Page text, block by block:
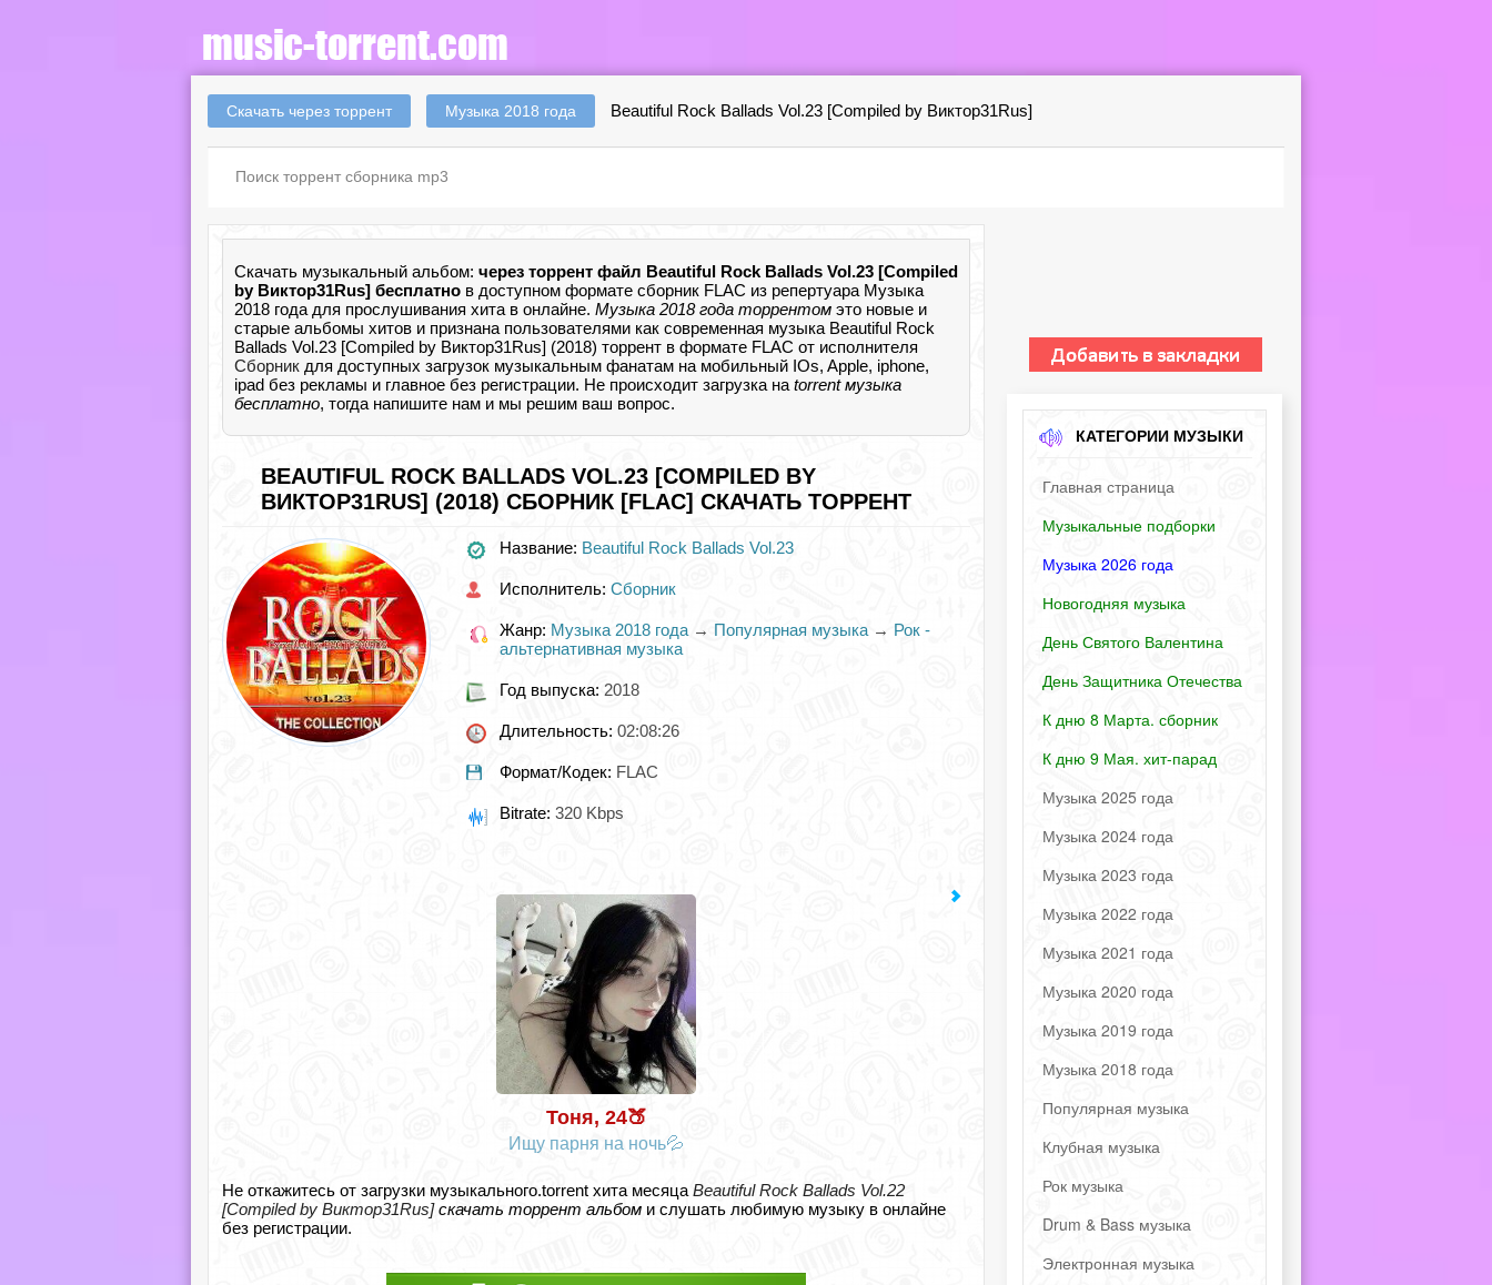
Скачать через торрент Музыка 2018 года Beautiful Rock Ballads Vol.23 [Compiled by Виктор31Rus]
Скачать музыкальный альбом: через торрент файл Beautiful Rock Ballads Vol.23 [Compiled
by Виктор31Rus] бесплатно в доступном формате сборник FLAC из репертуара Музыка
2018 года для прослушивания хита в онлайне. Музыка 2018 года торрентом это новые и
старые альбомы хитов и признана пользователями как современная музыка Beautiful Rock
Ballads Vol.23 [Compiled by Виктор31Rus] (2018) торрент в формате FLAC от исполнителя
Сборник для доступных загрузок музыкальным фанатам на мобильный IOs, Apple, iphone,
ipad без рекламы и главное без регистрации. Не происходит загрузка на torrent музыка
бесплатно, тогда напишите нам и мы решим ваш вопрос.
BEAUTIFUL ROCK BALLADS VOL.23 [COMPILED BY
ВИКТОР31RUS] (2018) СБОРНИК [FLAC] СКАЧАТЬ ТОРРЕНТ
Название: Beautiful Rock Ballads Vol.23
Исполнитель: Сборник
Жанр: Музыка 2018 года → Популярная музыка → Рок -
альтернативная музыка
Год выпуска: 2018
Длительность: 02:08:26
Формат/Кодек: FLAC
Bitrate: 320 Kbps
Тоня, 24🍑
Ищу парня на ночь💦
Не откажитесь от загрузки музыкального.torrent хита месяца Beautiful Rock Ballads Vol.22
[Compiled by Виктор31Rus]скачать торрент альбом и слушать любимую музыку в онлайне
без регистрации.
КАТЕГОРИИ МУЗЫКИ
Главная страница
Музыкальные подборки
Музыка 2026 года
Новогодняя музыка
День Святого Валентина
День Защитника Отечества
К дню 8 Марта. сборник
К дню 9 Мая. хит-парад
Музыка 2025 года
Музыка 2024 года
Музыка 2023 года
Музыка 2022 года
Музыка 2021 года
Музыка 2020 года
Музыка 2019 года
Музыка 2018 года
Популярная музыка
Клубная музыка
Рок музыка
Drum & Bass музыка
Электронная музыка